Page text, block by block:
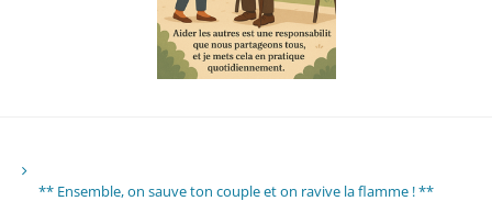
** Ensemble, on sauve ton couple et on ravive la flamme ! **